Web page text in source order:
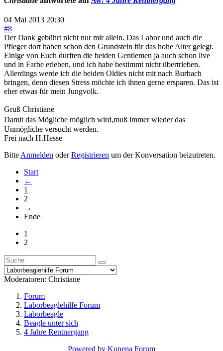
04 Mai 2013 20:30
#8
Der Dank gebührt nicht nur mir allein. Das Labor und auch die
Pfleger dort haben schon den Grundstein für das hohe Alter gelegt.
Einige von Euch durften die beiden Gentlemen ja auch schon live
und in Farbe erleben, und ich habe bestimmt nicht übertrieben.
Allerdings werde ich die beiden Oldies nicht mit nach Burbach
bringen, denn diesen Stress möchte ich ihnen gerne ersparen. Das ist
eher etwas für mein Jungvolk.
Gruß Christiane
Damit das Mögliche möglich wird,muß immer wieder das
Unmögliche versucht werden.
Frei nach H.Hesse
Bitte Anmelden oderRegistrieren um der Konversation beizutreten.
Start
←
1
2
→
Ende
1
2
Moderatoren: Christiane
Forum
Laborbeaglehilfe Forum
Laborbeagle
Beagle unter sich
4 Jahre Rentnergang
Powered by Kunena Forum